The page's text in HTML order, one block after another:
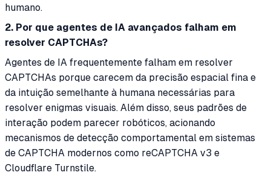
humano.
2. Por que agentes de IA avançados falham em
resolver CAPTCHAs?
Agentes de IA frequentemente falham em resolver
CAPTCHAs porque carecem da precisão espacial fina e
da intuição semelhante à humana necessárias para
resolver enigmas visuais. Além disso, seus padrões de
interação podem parecer robóticos, acionando
mecanismos de detecção comportamental em sistemas
de CAPTCHA modernos como reCAPTCHA v3 e
Cloudflare Turnstile.